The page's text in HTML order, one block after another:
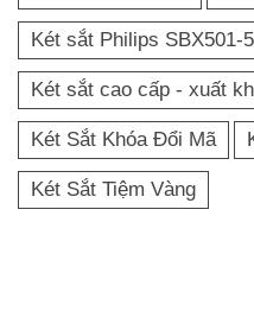
Két sắt Philips SBX501-
Két sắt cao cấp - xuất
Két Sắt Khóa Đổi Mã
Két Sắt Tiệm Vàng